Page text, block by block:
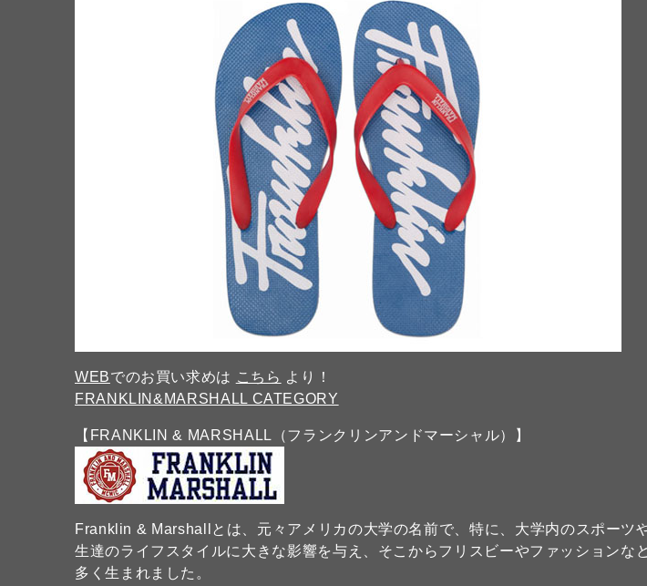
WEBでのお買い求めは こちら より！
FRANKLIN&MARSHALL CATEGORY
【FRANKLIN & MARSHALL（フランクリンアンドマーシャル）】
Franklin & Marshallとは、元々アメリカの大学の名前で、特に、大学内のスポーツ
生達のライフスタイルに大きな影響を与え、そこからフリスビーやファッションな
多く生まれました。